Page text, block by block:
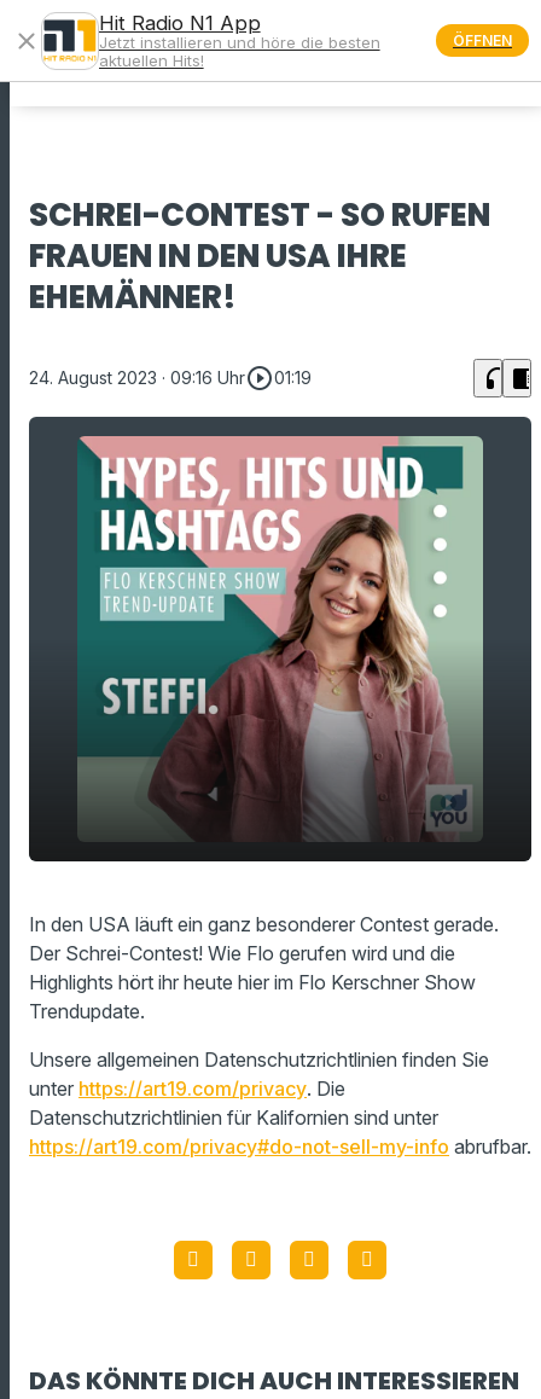
menu
SCHREI-CONTEST - SO RUFEN
FRAUEN IN DEN USA IHRE
EHEMÄNNER!
24. August 2023 · 09:16 Uhrplay_circle_outline01:19 headphones chrome_reader_mode
play_arrow ihre Ehemänner!
00:00
In den USA läuft ein ganz besonderer Contest gerade.
Der Schrei-Contest! Wie Flo gerufen wird und die
Highlights hört ihr heute hier im Flo Kerschner Show
Trendupdate.
Unsere allgemeinen Datenschutzrichtlinien finden Sie
unter https://art19.com/privacy. Die
Datenschutzrichtlinien für Kalifornien sind unter
https://art19.com/privacy#do-not-sell-my-info abrufbar.
DAS KÖNNTE DICH AUCH INTERESSIEREN
close
Hit Radio N1 App
Jetzt installieren und höre die besten
aktuellen Hits!
ÖFFNEN